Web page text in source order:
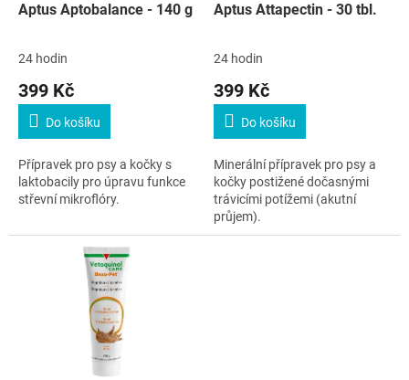
Aptus Aptobalance - 140 g
24 hodin
399 Kč
Do košíku
Přípravek pro psy a kočky s
laktobacily pro úpravu funkce
střevní mikroflóry.
Aptus Attapectin - 30 tbl.
24 hodin
399 Kč
Do košíku
Minerální přípravek pro psy a
kočky postižené dočasnými
trávicími potížemi (akutní
průjem).